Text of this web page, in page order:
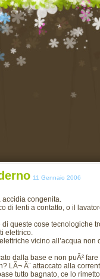
11 Gennaio 2006
accidia congenita.
di lenti a contatto, o il
queste cose tecnologiche
elettrico.
vicino all’acqua non
dalla base e non puÃ²
LÃ¬ Ã¨ attaccato alla
tutto bagnato, ce lo